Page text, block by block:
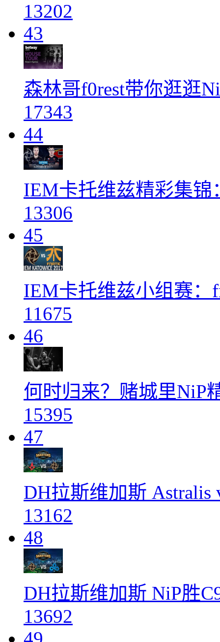
13202
43
森林哥f0rest带你逛逛
17343
44
IEM卡托维兹精彩集锦
13306
45
IEM卡托维兹小组赛：
11675
46
何时归来？赌城里NiP
15395
47
DH拉斯维加斯 Astralis
13162
48
DH拉斯维加斯 NiP胜
13692